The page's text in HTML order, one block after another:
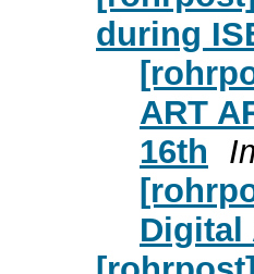
during
ART
16th
Digital